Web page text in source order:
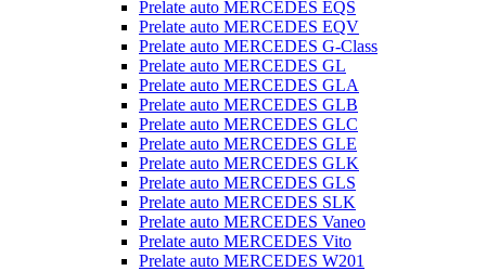
Prelate auto MERCEDES EQS
Prelate auto MERCEDES EQV
Prelate auto MERCEDES G-Class
Prelate auto MERCEDES GL
Prelate auto MERCEDES GLA
Prelate auto MERCEDES GLB
Prelate auto MERCEDES GLC
Prelate auto MERCEDES GLE
Prelate auto MERCEDES GLK
Prelate auto MERCEDES GLS
Prelate auto MERCEDES SLK
Prelate auto MERCEDES Vaneo
Prelate auto MERCEDES Vito
Prelate auto MERCEDES W201